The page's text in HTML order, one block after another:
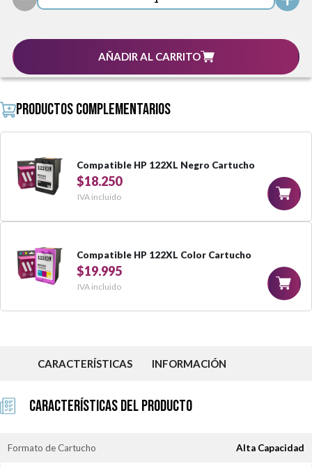
AÑADIR AL CARRITO
Productos complementarios
Compatible HP 122XL Negro Cartucho
$18.250
IVA incluido
Compatible HP 122XL Color Cartucho
$19.995
IVA incluido
CARACTERÍSTICAS INFORMACIÓN
Características del Producto
Formato de Cartucho Alta Capacidad